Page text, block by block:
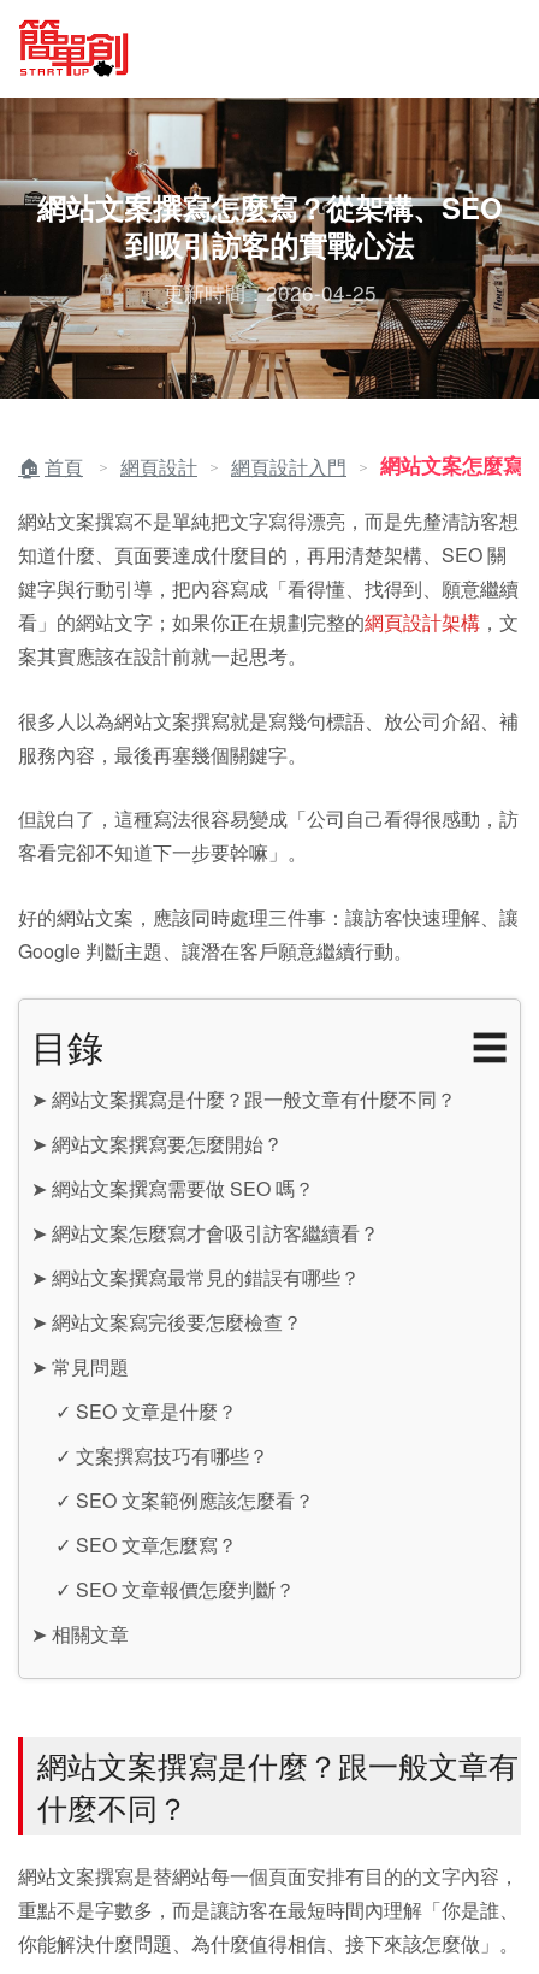
網站文案撰寫怎麼寫？從架構、SEO
到吸引訪客的實戰心法
更新時間：2026-04-25
首頁 ＞ 網頁設計 ＞ 網頁設計入門 ＞ 網站文案怎麼寫
網站文案撰寫不是單純把文字寫得漂亮，而是先釐清訪客想
知道什麼、頁面要達成什麼目的，再用清楚架構、SEO 關
鍵字與行動引導，把內容寫成「看得懂、找得到、願意繼續
看」的網站文字；如果你正在規劃完整的網頁設計架構 ，文
案其實應該在設計前就一起思考。
很多人以為網站文案撰寫就是寫幾句標語、放公司介紹、補
服務內容，最後再塞幾個關鍵字。
但說白了，這種寫法很容易變成「公司自己看得很感動，訪
客看完卻不知道下一步要幹嘛」。
好的網站文案，應該同時處理三件事：讓訪客快速理解、讓
Google 判斷主題、讓潛在客戶願意繼續行動。
目錄 ☰
➤ 網站文案撰寫是什麼？跟一般文章有什麼不同？
➤ 網站文案撰寫要怎麼開始？
➤ 網站文案撰寫需要做 SEO 嗎？
➤ 網站文案怎麼寫才會吸引訪客繼續看？
➤ 網站文案撰寫最常見的錯誤有哪些？
➤ 網站文案寫完後要怎麼檢查？
➤ 常見問題
✓ SEO 文章是什麼？
✓ 文案撰寫技巧有哪些？
✓ SEO 文案範例應該怎麼看？
✓ SEO 文章怎麼寫？
✓ SEO 文章報價怎麼判斷？
➤ 相關文章
網站文案撰寫是什麼？跟一般文章有
什麼不同？
網站文案撰寫是替網站每一個頁面安排有目的的文字內容，
重點不是字數多，而是讓訪客在最短時間內理解「你是誰、
你能解決什麼問題、為什麼值得相信、接下來該怎麼做」。